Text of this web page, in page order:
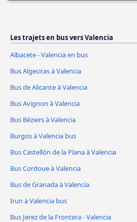
Les trajets en bus vers Valencia
Albacete - Valencia en bus
Bus Algeciras à Valencia
Bus de Alicante à Valencia
Bus Avignon à Valencia
Bus Béziers à Valencia
Burgos à Valencia bus
Bus Castellón de la Plana à Valencia
Bus Cordoue à Valencia
Bus de Granada à Valencia
Irun à Valencia bus
Bus Jerez de la Frontera - Valencia